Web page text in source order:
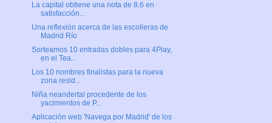
La capital obtiene una nota de 8,6 en
satisfacción...
Una reflexión acerca de las escolleras de
Madrid Río
Sorteamos 10 entradas dobles para 4Play,
en el Tea...
Los 10 nombres finalistas para la nueva
zona resid...
Niña neandertal procedente de los
yacimientos de P...
Aplicación web 'Navega por Madrid' de los